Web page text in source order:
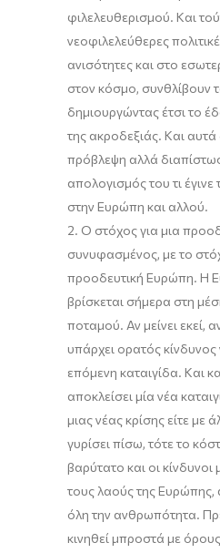
φιλελευθερισμού. Και
νεοφιλελεύθερες
ανισότητες και στο
στον κόσμο, συνθλίβουν
δημιουργώντας έτσι το
της ακροδεξιάς. Και
πρόβλεψη αλλά
απολογισμός του τι έγινε
στην Ευρώπη και αλλού.
2. Ο στόχος για μια
συνυφασμένος, με το
προοδευτική Ευρώπη. Η
βρίσκεται σήμερα στη
ποταμού. Αν μείνει εκεί,
υπάρχει ορατός κίνδυνος
επόμενη καταιγίδα. Και
αποκλείσει μία νέα
μιας νέας κρίσης είτε με
γυρίσει πίσω, τότε το
βαρύτατο και οι κίνδυνοι
τους λαούς της Ευρώπης,
όλη την ανθρωπότητα.
κινηθεί μπροστά με